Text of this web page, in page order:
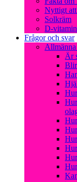
Nyttigt att
Solkräm
D-
Frågor och svar
Är
Blir